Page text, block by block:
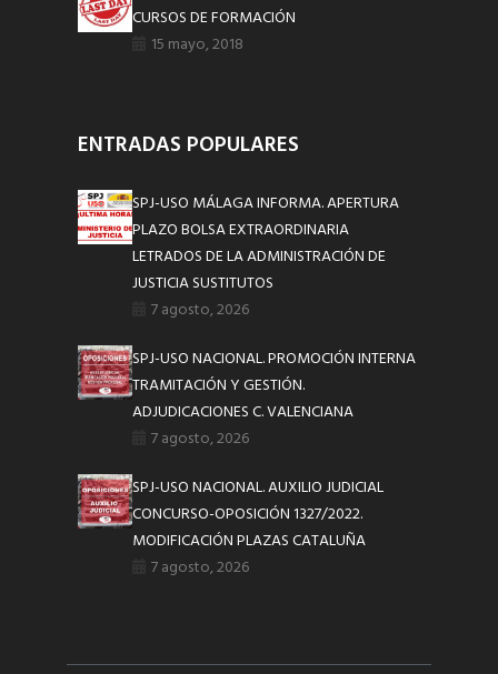
CURSOS DE FORMACIÓN
15 mayo, 2018
ENTRADAS POPULARES
SPJ-USO MÁLAGA INFORMA. APERTURA
PLAZO BOLSA EXTRAORDINARIA
LETRADOS DE LA ADMINISTRACIÓN DE
JUSTICIA SUSTITUTOS
7 agosto, 2026
SPJ-USO NACIONAL. PROMOCIÓN INTERNA
TRAMITACIÓN Y GESTIÓN.
ADJUDICACIONES C. VALENCIANA
7 agosto, 2026
SPJ-USO NACIONAL. AUXILIO JUDICIAL
CONCURSO-OPOSICIÓN 1327/2022.
MODIFICACIÓN PLAZAS CATALUÑA
7 agosto, 2026